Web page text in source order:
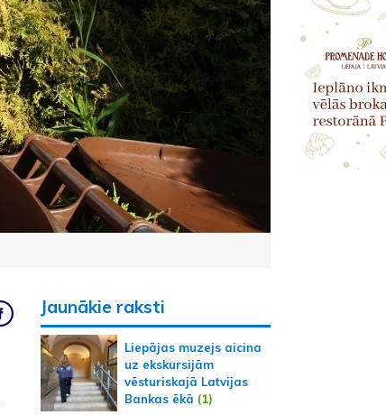
Jaunākie raksti
Liepājas muzejs aicina
uz ekskursijām
vēsturiskajā Latvijas
Bankas ēkā (1)